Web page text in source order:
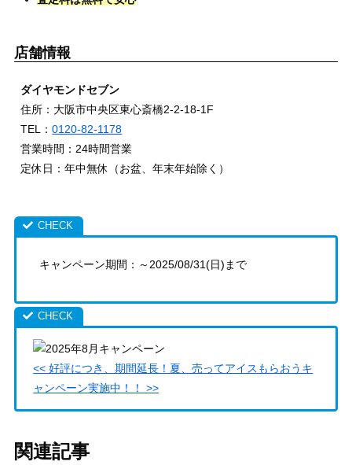
店舗情報
ダイヤモンドセブン
住所：大阪市中央区東心斎橋2-2-18-1F
TEL：0120-82-1178
営業時間：24時間営業
定休日：年中無休（お盆、年末年始除く）
キャンペーン期間：～2025/08/31(日)まで
<< 好評につき、期間延長！夏、売ってアイスもらおうキ
ャンペーン実施中！！ >>
関連記事